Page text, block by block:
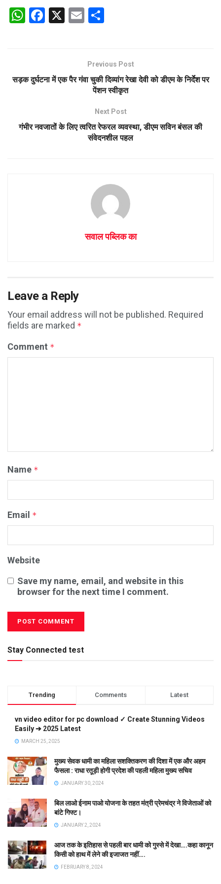
W
A
F
o
X
E
e
Previous Post
सड़क दुर्घटना में एक पैर गंवा चुकी दिव्यांग रेखा देवी को डीएम के निर्देश पर
पेंशन स्वीकृत
Next Post
गंभीर नवजातों के लिए त्वरित रेफरल व्यवस्था, डीएम सविन बंसल की
संवेदनशील पहल
सवाल पब्लिक का
Leave a Reply
Your email address will not be published. Required
fields are marked *
Comment *
Name *
Email *
Website
Save my name, email, and website in this
browser for the next time I comment.
Stay Connected test
Trending Comments Latest
vn video editor for pc download ✓ Create Stunning Videos
Easily ➔ 2025 Latest
MARCH 25, 2025
मुख्य सेवक धामी का महिला सशक्तिकरण की दिशा में एक और अहम
फैसला : राधा रतूड़ी होगी प्रदेश की पहली महिला मुख्य सचिव
JANUARY 30, 2024
बिल लाओ ईनाम पाओ योजना के तहत मंत्री प्रेमचंद्र ने विजेताओं को
बांटे गिफ्ट।
JANUARY 2, 2024
आज तक के इतिहास से पहली बार धामी को गुस्से में देखा….कहा कानून
किसी को हाथ में लेने की इजाजत नहीं….
FEBRUARY 8, 2024